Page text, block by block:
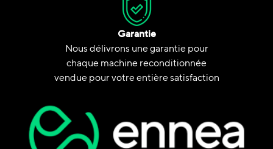
Garantie
Nous délivrons une garantie pour
chaque machine reconditionnée
vendue pour votre entière satisfaction